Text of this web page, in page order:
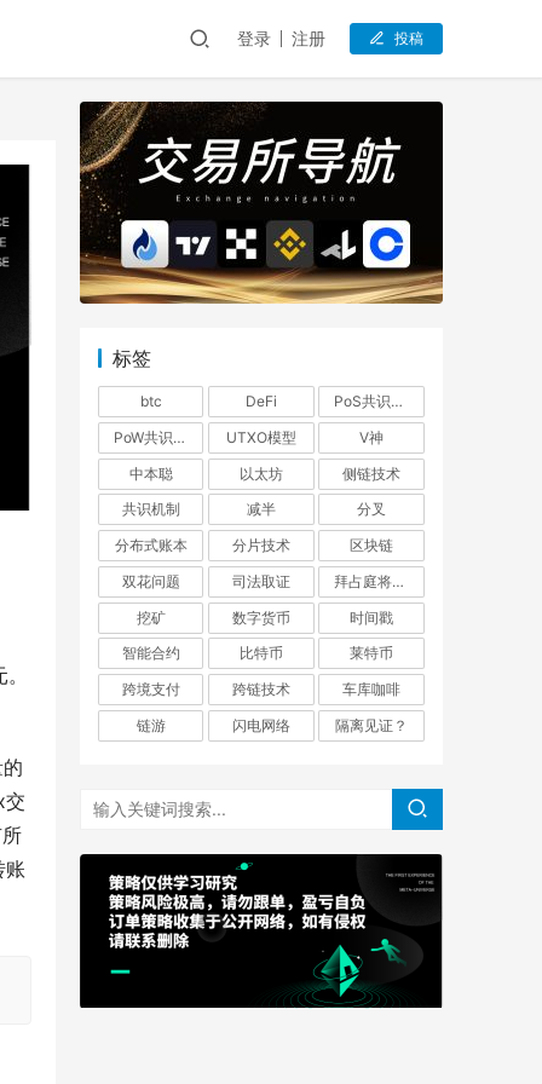
登录 注册 投稿
交
账
标签
btc DeFi
PoS共识机制
PoW共识机制
UTXO模型
V神
中本聪
以太坊
侧链技术
共识机制
减半
分叉
分布式账本
分片技术
区块链
双花问题
司法取证
拜占庭将军问题
挖矿
数字货币
时间戳
智能合约
比特币
莱特币
跨境支付
跨链技术
车库咖啡
链游
闪电网络 隔离见证？